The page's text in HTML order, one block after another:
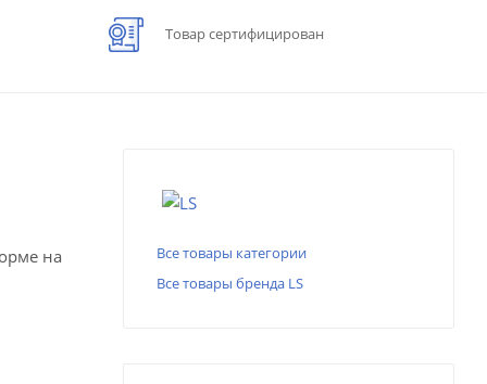
Товар сертифицирован
на
Все товары категории
Все товары бренда LS